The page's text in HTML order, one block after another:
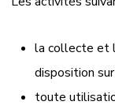
la collecte et
disposition
toute